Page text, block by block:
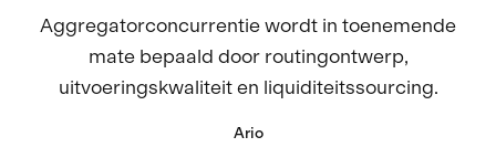
Aggregatorconcurrentie wordt in toenemende
mate bepaald door routingontwerp,
uitvoeringskwaliteit en liquiditeitssourcing.
Ario